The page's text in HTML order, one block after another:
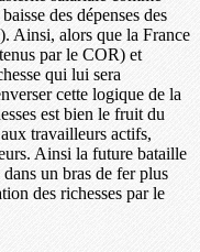
des dépenses des
Ainsi, alors que la France
par le COR) et
qui lui sera
cette logique de la
est bien le fruit du
travailleurs actifs,
Ainsi la future bataille
un bras de fer plus
des richesses par le